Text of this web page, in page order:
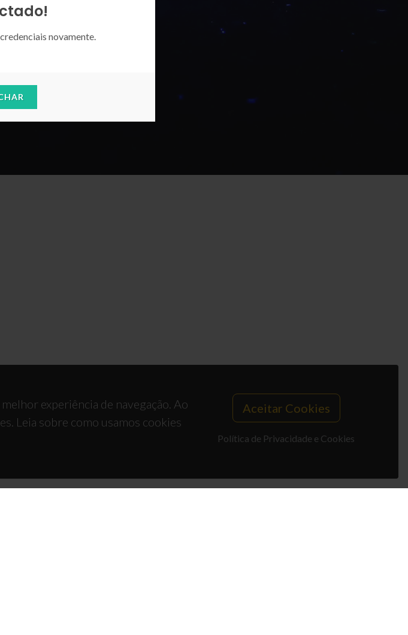
novamente.
experiência de navegação. Ao
Leia sobre como usamos cookies
Aceitar Cookies
Política de Privacidade e Cookies